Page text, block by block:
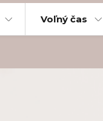
Voľný čas